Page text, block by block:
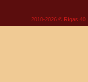
2010-2026 © Rīgas